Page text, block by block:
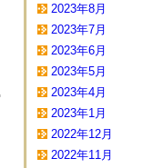
2023年8月
2023年7月
2023年6月
2023年5月
2023年4月
2023年1月
2022年12月
2022年11月